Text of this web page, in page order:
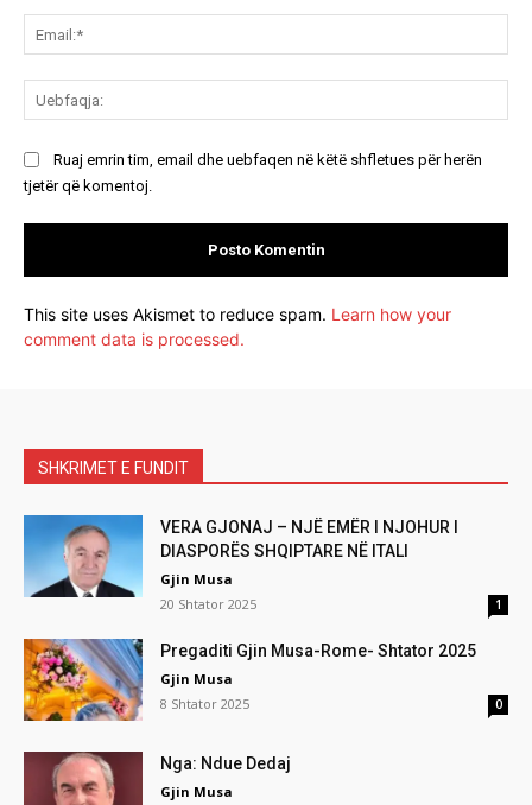
Ruaj emrin tim, email dhe uebfaqen në këtë shfletues për herën
tjetër që komentoj.
This site uses Akismet to reduce spam. Learn how your
comment data is processed.
SHKRIMET E FUNDIT
VERA GJONAJ – NJË EMËR I NJOHUR I
DIASPORËS SHQIPTARE NË ITALI
Gjin Musa
20 Shtator 2025
1
Pregaditi Gjin Musa-Rome- Shtator 2025
Gjin Musa
8 Shtator 2025
0
Nga: Ndue Dedaj
Gjin Musa